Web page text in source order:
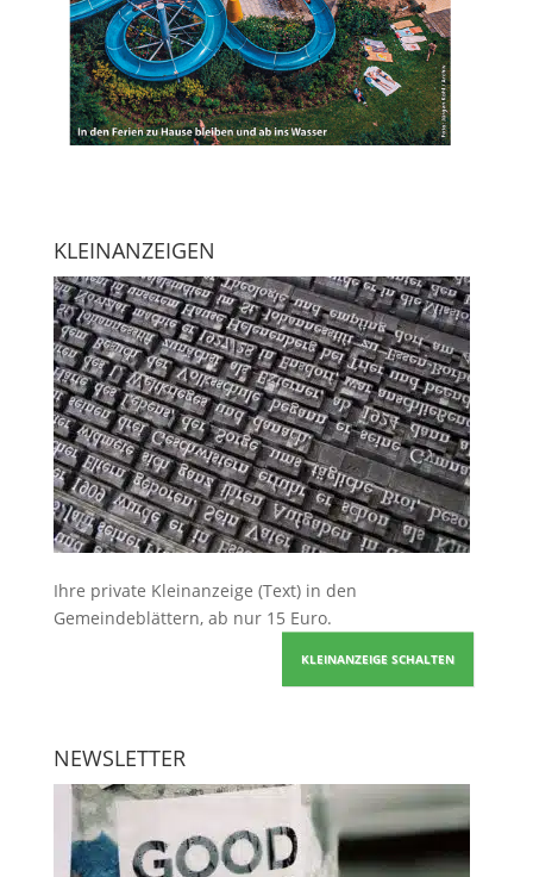
KLEINANZEIGEN
Ihre private Kleinanzeige (Text) in den
Gemeindeblättern, ab nur 15 Euro.
KLEINANZEIGE SCHALTEN
NEWSLETTER